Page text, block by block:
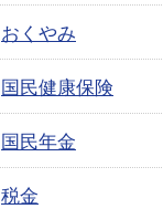
おくやみ
国民健康保険
国民年金
税金